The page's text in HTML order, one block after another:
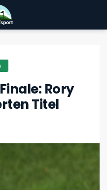
Rory
Titel